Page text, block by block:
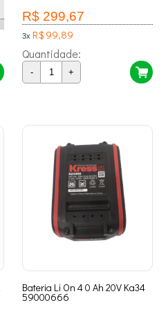
R$ 299,67
3x R$ 99,89
Quantidade:
- +
Bateria Li On 4 0 Ah 20V Ka34
59000666